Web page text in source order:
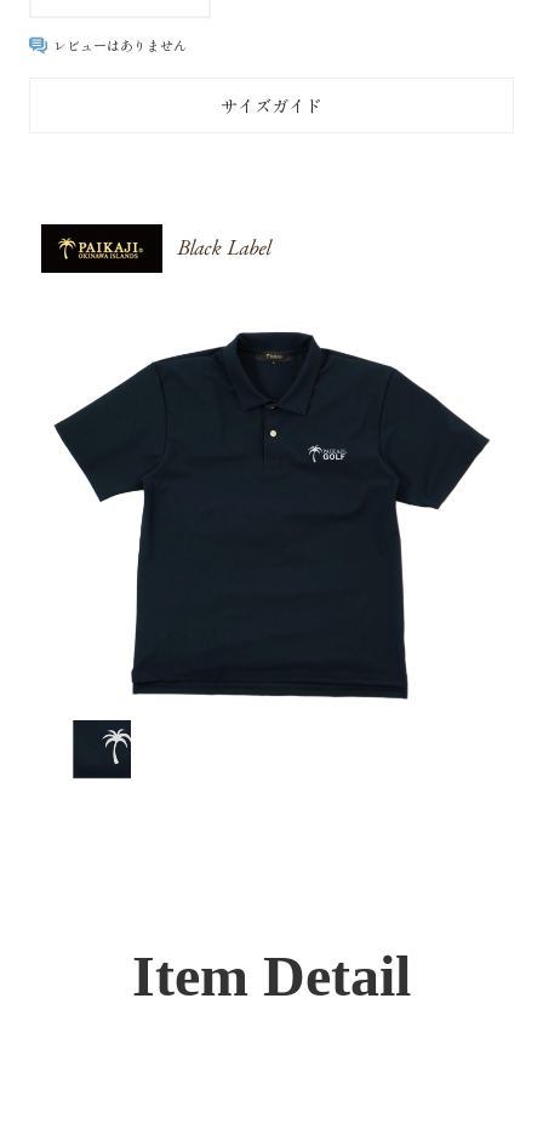
レビューはありません
サイズガイド
Item Detail